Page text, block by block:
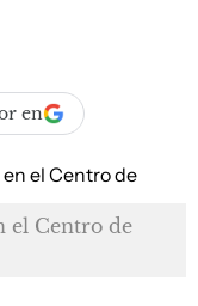
en
el Centro de